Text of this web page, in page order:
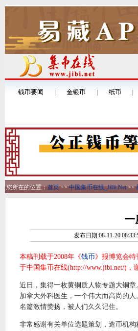
您所在的位置：首页>>中国集币在线_JiBi.Net>>
一
发布日期:08-11-20
本稿刊载于2008年《钱币》报博览会
于中国集币在线(http://www.jibi.net/)，
近日，集得一枚黄铜质人物专题大铜
加拿大外科医生，一个伟大而高尚的
名篇激情赞扬，被人们久久记住。
非常感谢有关单位选题策划，造币机